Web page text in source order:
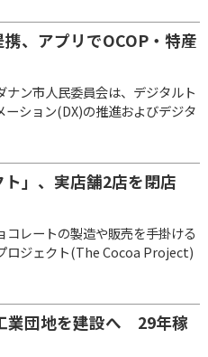
、アプリでOCOP・特産
ン市人民委員会は、デジタルト
ーション(DX)の推進およびデジタ
ト」、実店舗2店を閉店
レートの製造や販売を手掛ける
ロジェクト(The Cocoa Project)
業団地を建設へ 29年稼